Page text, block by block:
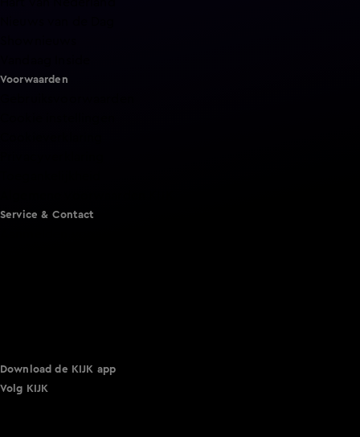
Voorwaarden
Service & Contact
Download de KIJK app
Volg KIJK